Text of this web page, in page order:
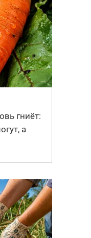
гниёт:
а